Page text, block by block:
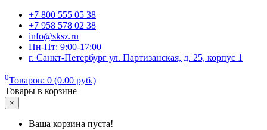
+7 800 555 05 38
+7 958 578 02 38
info@sksz.ru
Пн-Пт: 9:00-17:00
г. Санкт-Петербург ул. Партизанская, д. 25, корпус 1
0Товаров: 0 (0.00 руб.)
Товары в корзине
×
Ваша корзина пуста!